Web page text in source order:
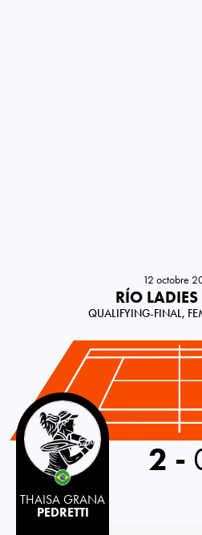
12 octobre
RÍO
QUALIFYING-FINAL,
Brazil
THAISA GRANA
PEDRETTI
2 -